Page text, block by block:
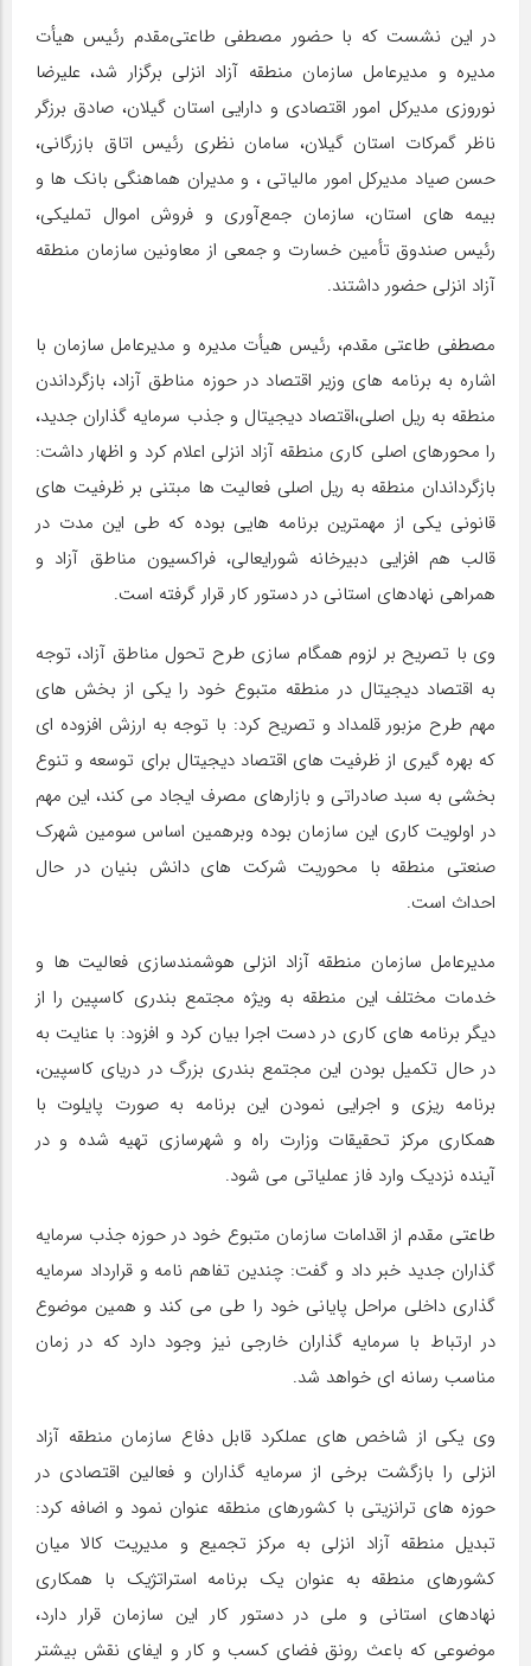
در این نشست که با حضور مصطفی طاعتی‌مقدم رئیس هیأت
مدیره و مدیرعامل سازمان منطقه آزاد انزلی برگزار شد، علیرضا
نوروزی مدیرکل امور اقتصادی و دارایی استان گیلان، صادق برزگر
ناظر گمرکات استان گیلان، سامان نظری رئیس اتاق بازرگانی،
حسن صیاد مدیرکل امور مالیاتی ، و مدیران هماهنگی بانک ها و
بیمه های استان، سازمان جمع‌آوری و فروش اموال تملیکی،
رئیس صندوق تأمین خسارت و جمعی از معاونین سازمان منطقه
آزاد انزلی حضور داشتند.
مصطفی طاعتی مقدم، رئیس هیأت مدیره و مدیرعامل سازمان با
اشاره به برنامه های وزیر اقتصاد در حوزه مناطق آزاد، بازگرداندن
منطقه به ریل اصلی،اقتصاد دیجیتال و جذب سرمایه گذاران جدید،
را محورهای اصلی کاری منطقه آزاد انزلی اعلام کرد و اظهار داشت:
بازگرداندان منطقه به ریل اصلی فعالیت ها مبتنی بر ظرفیت های
قانونی یکی از مهمترین برنامه هایی بوده که طی این مدت در
قالب هم افزایی دبیرخانه شورایعالی، فراکسیون مناطق آزاد و
همراهی نهادهای استانی در دستور کار قرار گرفته است.
وی با تصریح بر لزوم همگام سازی طرح تحول مناطق آزاد، توجه
به اقتصاد دیجیتال در منطقه متبوع خود را یکی از بخش های
مهم طرح مزبور قلمداد و تصریح کرد: با توجه به ارزش افزوده ای
که بهره گیری از ظرفیت های اقتصاد دیجیتال برای توسعه و تنوع
بخشی به سبد صادراتی و بازارهای مصرف ایجاد می کند، این مهم
در اولویت کاری این سازمان بوده وبرهمین اساس سومین شهرک
صنعتی منطقه با محوریت شرکت های دانش بنیان در حال
احداث است.
مدیرعامل سازمان منطقه آزاد انزلی هوشمندسازی فعالیت ها و
خدمات مختلف این منطقه به ویژه مجتمع بندری کاسپین را از
دیگر برنامه های کاری در دست اجرا بیان کرد و افزود: با عنایت به
در حال تکمیل بودن این مجتمع بندری بزرگ در دریای کاسپین،
برنامه ریزی و اجرایی نمودن این برنامه به صورت پایلوت با
همکاری مرکز تحقیقات وزارت راه و شهرسازی تهیه شده و در
آینده نزدیک وارد فاز عملیاتی می شود.
طاعتی مقدم از اقدامات سازمان متبوع خود در حوزه جذب سرمایه
گذاران جدید خبر داد و گفت: چندین تفاهم نامه و قرارداد سرمایه
گذاری داخلی مراحل پایانی خود را طی می کند و همین موضوع
در ارتباط با سرمایه گذاران خارجی نیز وجود دارد که در زمان
مناسب رسانه ای خواهد شد.
وی یکی از شاخص های عملکرد قابل دفاع سازمان منطقه آزاد
انزلی را بازگشت برخی از سرمایه گذاران و فعالین اقتصادی در
حوزه های ترانزیتی با کشورهای منطقه عنوان نمود و اضافه کرد:
تبدیل منطقه آزاد انزلی به مرکز تجمیع و مدیریت کالا میان
کشورهای منطقه به عنوان یک برنامه استراتژیک با همکاری
نهادهای استانی و ملی در دستور کار این سازمان قرار دارد،
موضوعی که باعث رونق فضای کسب و کار و ایفای نقش بیشتر